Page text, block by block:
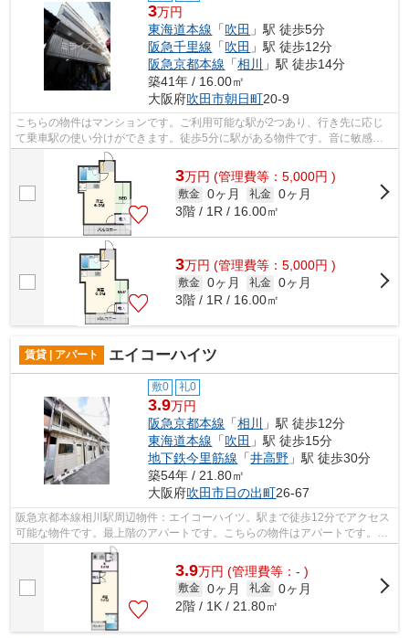
3万円
東海道本線 「吹田 」駅 徒歩5分
阪急千里線 「吹田 」駅 徒歩12分
阪急京都本線 「相川 」駅 徒歩14分
築41年 / 16.00㎡
大阪府吹田市朝日町20-9
こちらの物件はマンションです。ご利用可能な駅が2つあり、行き先に応じ
て乗車駅の使い分けができます。徒歩5分に駅がある物件です。音に敏感な
人に、遮音性の高い鉄骨造が好評です。...
3万円 (管理費等：5,000円 )
敷金 0ヶ月 礼金 0ヶ月
3階 / 1R / 16.00㎡
3万円 (管理費等：5,000円 )
敷金 0ヶ月 礼金 0ヶ月
3階 / 1R / 16.00㎡
賃貸 | アパート エイコーハイツ
敷0 礼0
3.9万円
阪急京都本線 「相川
」駅 徒歩12分
東海道本線 「吹田 」駅 徒歩15分
地下鉄今里筋線 「井高野 」駅 徒歩30分
築54年 / 21.80㎡
大阪府吹田市日の出町26-67
阪急京都本線相川駅周辺物件：エイコーハイツ。駅まで徒歩12分でアクセス
可能な物件です。最上階のアパートです。こちらの物件はアパートです。ミ
ライズ吹田店で紹介している吹田市エ...
3.9万円 (管理費等：- )
敷金 0ヶ月 礼金 0ヶ月
2階 / 1K / 21.80㎡